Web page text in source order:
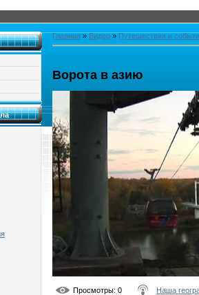
Главная » Видео » Путешествия и
Ворота в азию
Просмотры: 0 Наша